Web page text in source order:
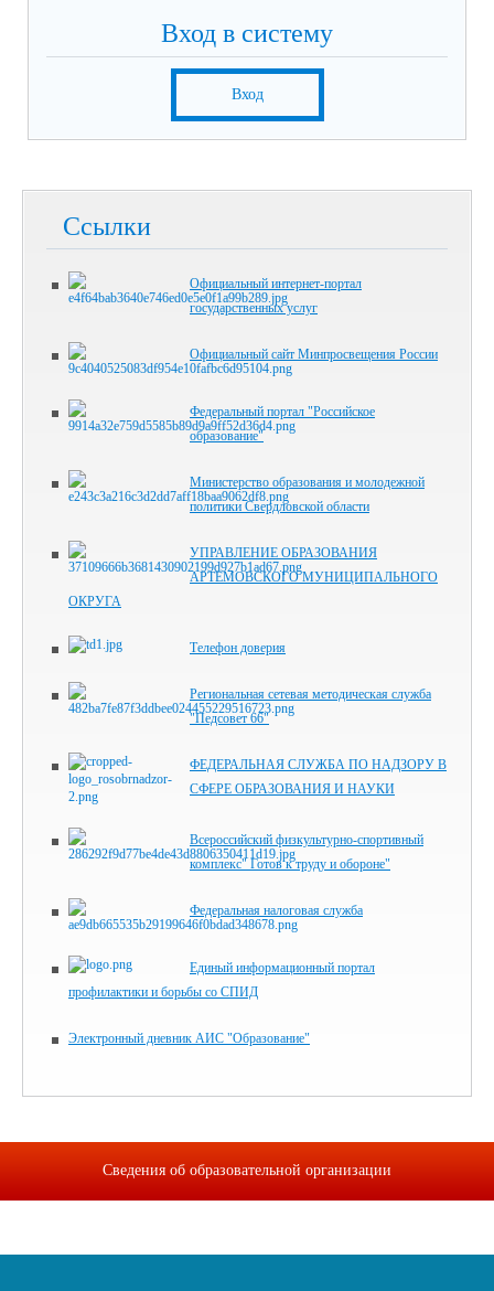
Вход в систему
Вход
Ссылки
Официальный интернет-портал
государственных услуг
Официальный сайт Минпросвещения России
Федеральный портал "Российское
образование"
Министерство образования и молодежной
политики Свердловской области
УПРАВЛЕНИЕ ОБРАЗОВАНИЯ
АРТЕМОВСКОГО МУНИЦИПАЛЬНОГО
ОКРУГА
Телефон доверия
Региональная сетевая методическая служба
"Педсовет 66"
ФЕДЕРАЛЬНАЯ СЛУЖБА ПО НАДЗОРУ В
СФЕРЕ ОБРАЗОВАНИЯ И НАУКИ
Всероссийский физкультурно-спортивный
комплекс" Готов к труду и обороне"
Федеральная налоговая служба
Единый информационный портал
профилактики и борьбы со СПИД
Электронный дневник АИС "Образование"
Сведения об образовательной организации